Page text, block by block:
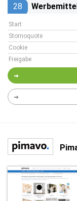
28
Start
Stornoquote
Cookie
Freigabe